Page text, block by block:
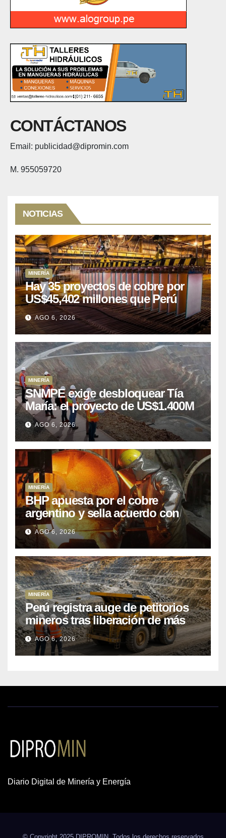
CONTÁCTANOS
Email: publicidad@dipromin.com
M. 955059720
NOTICIAS
MINERÍA
Hay 35 proyectos de cobre por
US$45,402 millones que Perú
puede aprovechar
AGO 6, 2026
MINERÍA
SNMPE exige desbloquear Tía
María: el proyecto de US$1.400M
que Perú lleva 15 años
posponiendo
AGO 6, 2026
MINERÍA
BHP apuesta por el cobre
argentino y sella acuerdo con
Kobrea para siete proyecto
AGO 6, 2026
MINERÍA
Perú registra auge de petitorios
mineros tras liberación de más
de mil concesiones para explorar
cobre y oro
AGO 6, 2026
Diario Digital de Minería y Energía